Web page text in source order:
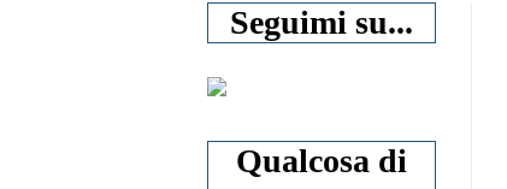
Seguimi su...
Qualcosa di